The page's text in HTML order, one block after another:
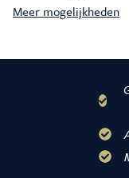
Meer mogelijkheden